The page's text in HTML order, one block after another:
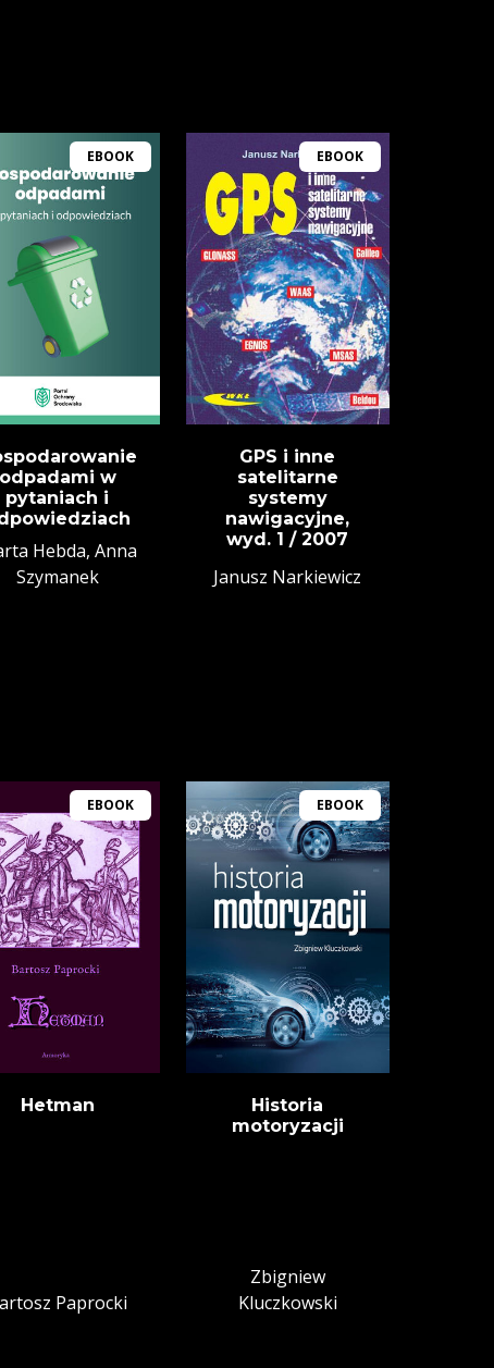
EBOOK
odpadami w
pytaniach i
Hebda, Anna
Szymanek
EBOOK
GPS i inne
satelitarne
systemy
nawigacyjne,
wyd. 1 / 2007
Janusz Narkiewicz
EBOOK
Hetman
Paprocki
EBOOK
Historia
motoryzacji
Zbigniew
Kluczkowski